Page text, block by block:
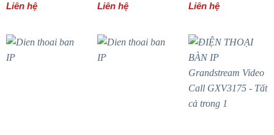
Liên hệ Liên hệ Liên hệ